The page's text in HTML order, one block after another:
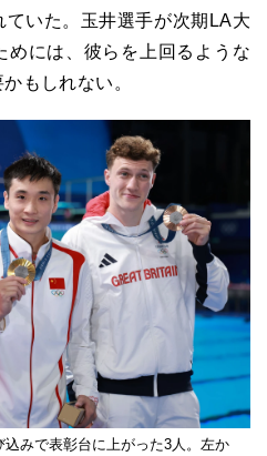
ていた。玉井選手が次期LA大
めには、彼らを上回るような
もしれない。
みで表彰台に上がった3人。左か